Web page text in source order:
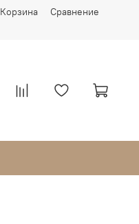
Корзина Сравнение